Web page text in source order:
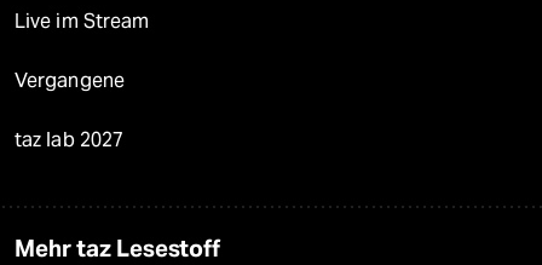
Live im Stream
Vergangene
taz lab 2027
Mehr taz Lesestoff